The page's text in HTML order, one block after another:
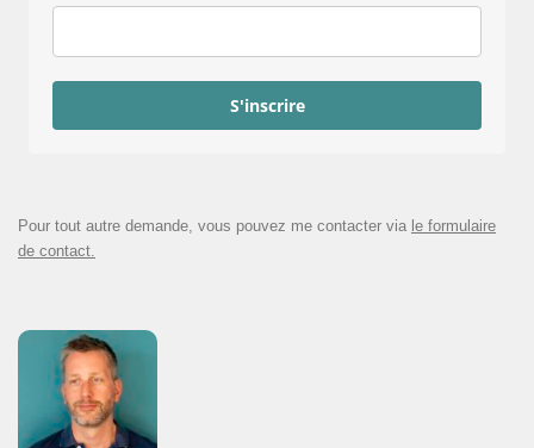
S'inscrire
Pour tout autre demande, vous pouvez me contacter via le formulaire
de contact.